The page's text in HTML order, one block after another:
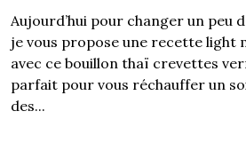
Aujourd’hui pour changer un peu
je vous propose une recette light
avec ce bouillon thaï crevettes
parfait pour vous réchauffer un
des...